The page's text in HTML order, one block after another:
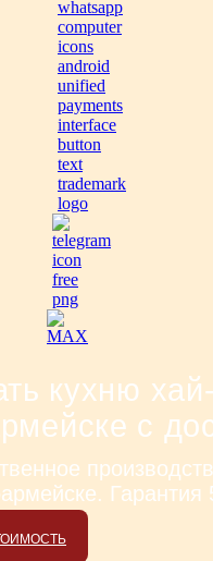
кухню
с
Гарантия